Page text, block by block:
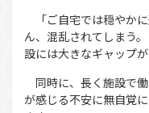
「ご自宅では穏やか
ん、混乱されてしまう
設には大きなギャップ
同時に、長く施設で
が感じる不安に無自覚